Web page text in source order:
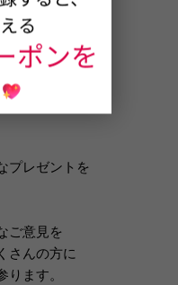
プレゼントを
ご意見を
さんの方に
ます。